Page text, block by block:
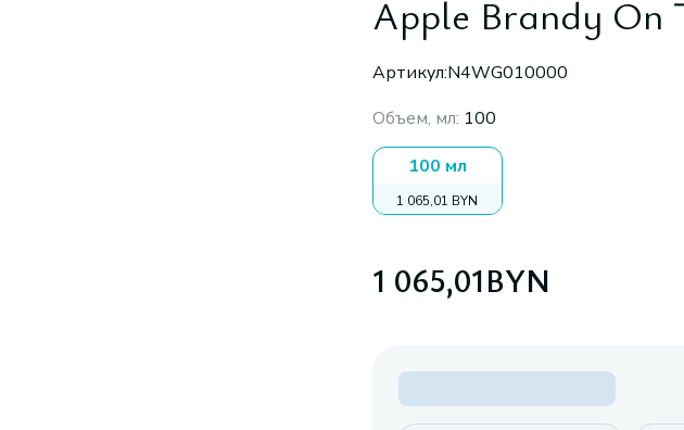
Apple Brandy On
Артикул:N4WG010000
Объем, мл: 100
100 мл
1 065,01 BYN
1 065,01BYN